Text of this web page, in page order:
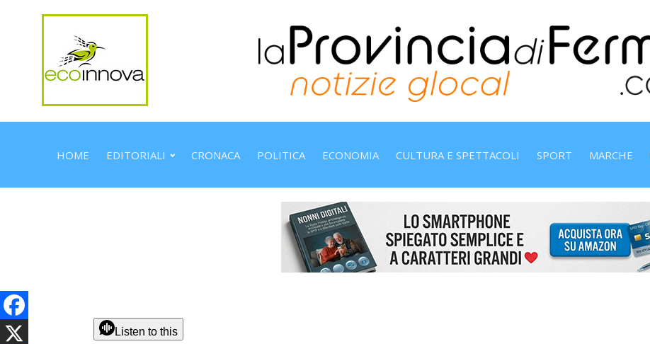
HOME EDITORIALI CRONACA POLITICA ECONOMIA CULTURA E SPETTACOLI SPORT MARCHE
Listen to this